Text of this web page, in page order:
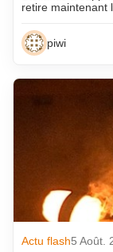
retire maintenant
piwi
Actu flash5 Août.